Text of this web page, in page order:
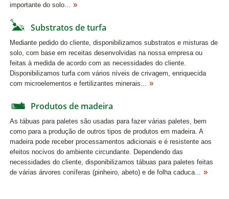
importante do solo...
Substratos de turfa
Mediante pedido do cliente, disponibilizamos substratos e misturas de
solo, com base em receitas desenvolvidas na nossa empresa ou
feitas à medida de acordo com as necessidades do cliente.
Disponibilizamos turfa com vários níveis de crivagem, enriquecida
com microelementos e fertilizantes minerais...
Produtos de madeira
As tábuas para paletes são usadas para fazer várias paletes, bem
como para a produção de outros tipos de produtos em madeira. A
madeira pode receber processamentos adicionais e é resistente aos
efeitos nocivos do ambiente circundante. Dependendo das
necessidades do cliente, disponibilizamos tábuas para paletes feitas
de várias árvores coníferas (pinheiro, abeto) e de folha caduca...